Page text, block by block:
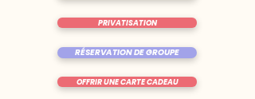
OFFRIR UNE CARTE CADEAU
RÉSERVATION DE GROUPE
PRIVATISATION